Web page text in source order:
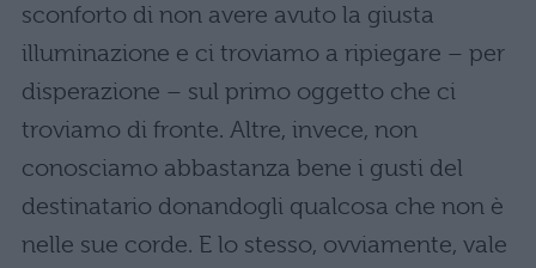
sconforto di non avere avuto la giusta
illuminazione e ci troviamo a ripiegare – per
disperazione – sul primo oggetto che ci
troviamo di fronte. Altre, invece, non
conosciamo abbastanza bene i gusti del
destinatario donandogli qualcosa che non è
nelle sue corde. E lo stesso, ovviamente, vale